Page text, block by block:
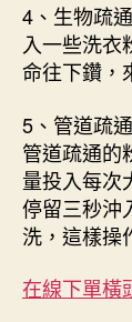
4、生物疏
入一些洗衣
命往下鑽，
5、管道疏
管道疏通的
量投入每次
停留三秒沖
洗，這樣操
在線下單橫